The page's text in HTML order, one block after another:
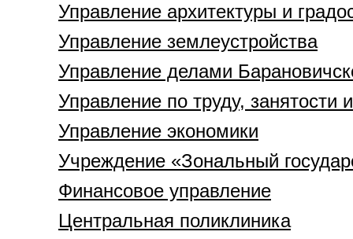
Управление архитектуры и
Управление землеустройства
Управление делами
Управление по труду, занятости
Управление экономики
Учреждение «Зональный
Финансовое управление
Центральная поликлиника